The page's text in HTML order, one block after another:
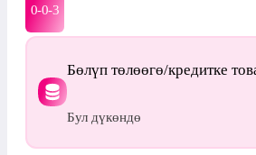
0-0-3
Бөлүп төлөөгө/кредитке
Бул дүкөндө